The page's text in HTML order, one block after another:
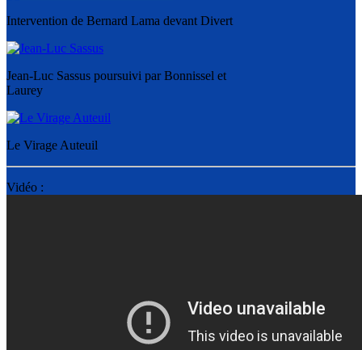
Intervention de Bernard Lama devant Divert
Jean-Luc Sassus poursuivi par Bonnissel et
Laurey
Le Virage Auteuil
Vidéo :